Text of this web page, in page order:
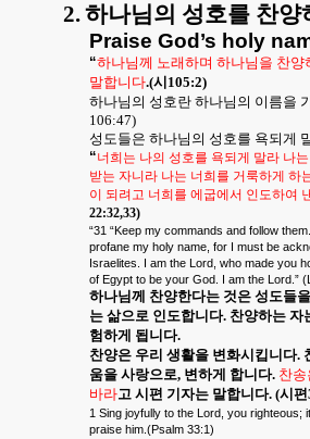
2.하나님의 성호를 찬양
Praise God’s holy
“하나님께 노래하며 하나님을 찬
말합니다.(시 105:2)
하나님의 성호란 하나님의 이름을
106:47)
성도들은 하나님의 성호를 욕되게
“너희는 나의 성호를 욕되게 말라 나
받는 자니라 나는 너희를 거룩하게 하
이 되려고 너희를 에굽에서 인도하여
22:32,33)
“31 “Keep my commands and follow
profane my holy name, for I must be
Israelites. I am the Lord, who made you
of Egypt to be your God. I am the Lord.”
하나님께 찬양한다는 것은 성도들
는 삶으로 인도합니다. 찬양하는 자
험하게 됩니다.
찬양은 우리 생활을 변화시킵니다.
움을 사랑으로, 변하게 합니다. 찬
바라고 시편 기자는 말합니다. (시편
1 Sing joyfully to the Lord, you righteous;
praise him.(Psalm 33:1)